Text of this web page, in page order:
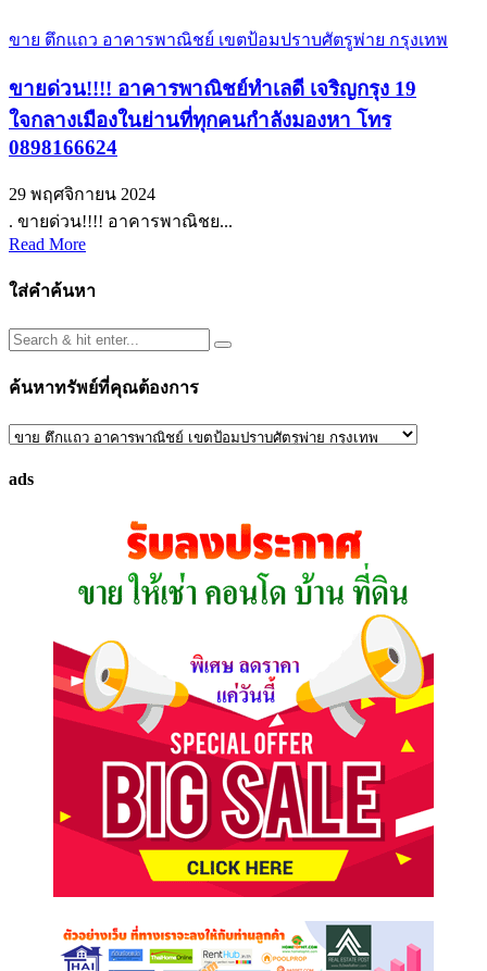
ขาย ตึกแถว อาคารพาณิชย์ เขตป้อมปราบศัตรูพ่าย กรุงเทพ
ขายด่วน!!!! อาคารพาณิชย์ทำเลดี เจริญกรุง 19
ใจกลางเมืองในย่านที่ทุกคนกำลังมองหา โทร
0898166624
29 พฤศจิกายน 2024
. ขายด่วน!!!! อาคารพาณิชย...
Read More
ใส่คำค้นหา
ค้นหาทรัพย์ที่คุณต้องการ
ค้นหา
ที่
ads